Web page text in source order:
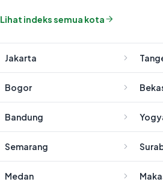
Lihat indeks semua kota
Jakarta
Bogor
Bandung
Semarang
Medan